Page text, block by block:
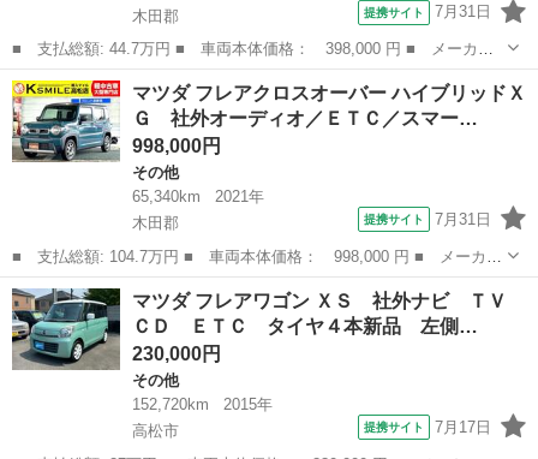
木田郡
提携サイト 7月31日
■ 支払総額: 44.7万円 ■ 車両本体価格： 398,000 円 ■ メーカー
名： マツダ ■ 車種名： フレアワゴン ■ グレード名： ＸＳ
ナビゲーション／ＥＴＣ／ドライブレコーダー／純正オーディオ／ス
マートキー／...
香川 木田郡 その他
マツダ フレアクロスオーバー ハイブリッドＸ
Ｇ 社外オーディオ／ＥＴＣ／スマー…
998,000円
その他
65,340km
2021年
木田郡
提携サイト 7月31日
■ 支払総額: 104.7万円 ■ 車両本体価格： 998,000 円 ■ メーカー
名： マツダ ■ 車種名： フレアクロスオーバー ■ グレード
名： ハイブリッドＸＧ 社外オーディオ／ＥＴＣ／スマートキー／
プッシュスター...
香川 木田郡 その他
マツダ フレアワゴン ＸＳ 社外ナビ ＴＶ
ＣＤ ＥＴＣ タイヤ４本新品 左側…
230,000円
その他
152,720km
2015年
高松市
提携サイト 7月17日